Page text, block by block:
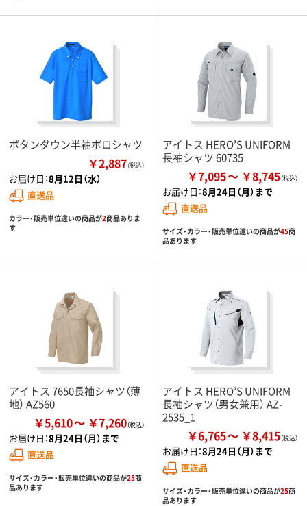
ボタンダウン半袖ポロシャツ
￥2,887（税込）
お届け日：8月12日（水）
直送品
カラー・販売単位違いの商品が2商品ありま
す
アイトス HERO’S UNIFORM
長袖シャツ 60735
￥7,095 ￥8,745
お届け日：8月24日（月）まで
直送品
サイズ・カラー・販売単位違いの商品が45商
品あります
アイトス 7650長袖シャツ（薄
地） AZ560
￥5,610 ￥7,260
お届け日：8月24日（月）まで
直送品
サイズ・カラー・販売単位違いの商品が25商
品あります
アイトス HERO’S UNIFORM
長袖シャツ（男女兼用） AZ-
2535_1
￥6,765 ￥8,415
お届け日：8月24日（月）まで
直送品
サイズ・カラー・販売単位違いの商品が25商
品あります